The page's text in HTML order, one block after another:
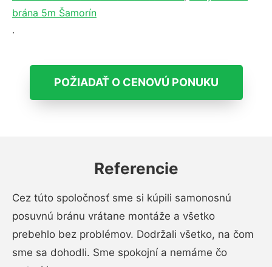
brána 5m Šamorín
.
POŽIADAŤ O CENOVÚ PONUKU
Referencie
Cez túto spoločnosť sme si kúpili samonosnú
posuvnú bránu vrátane montáže a všetko
prebehlo bez problémov. Dodržali všetko, na čom
sme sa dohodli. Sme spokojní a nemáme čo